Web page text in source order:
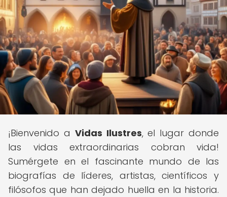
¡Bienvenido a Vidas Ilustres, el lugar donde
las vidas extraordinarias cobran vida!
Sumérgete en el fascinante mundo de las
biografías de líderes, artistas, científicos y
filósofos que han dejado huella en la historia.